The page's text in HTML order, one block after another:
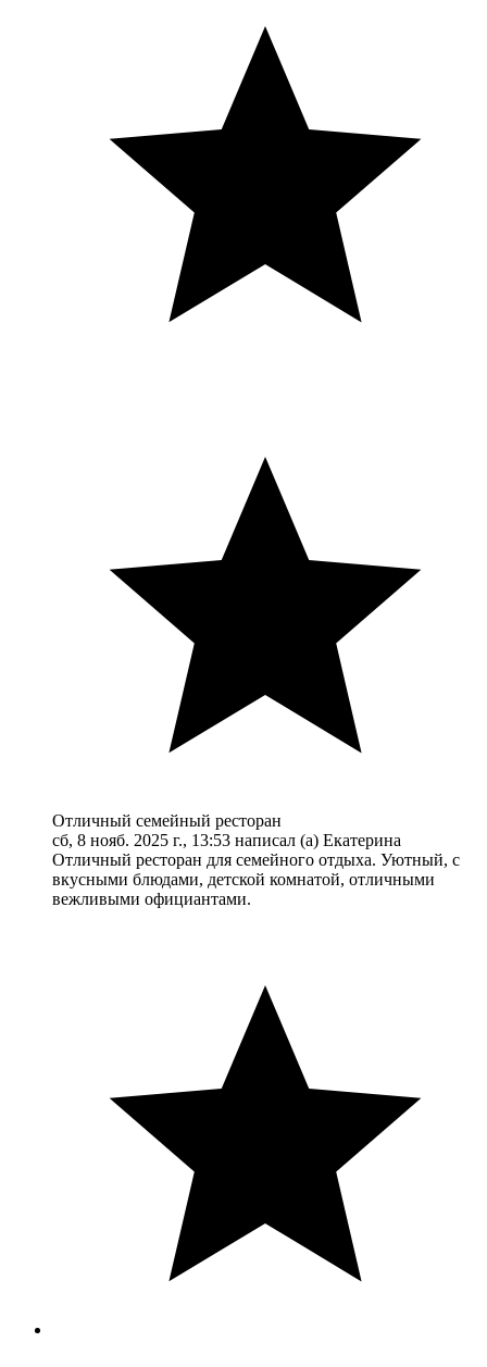
Отличный семейный ресторан
сб, 8 нояб. 2025 г., 13:53 написал (а) Екатерина
Отличный ресторан для семейного отдыха. Уютный, с
вкусными блюдами, детской комнатой, отличными
вежливыми официантами.